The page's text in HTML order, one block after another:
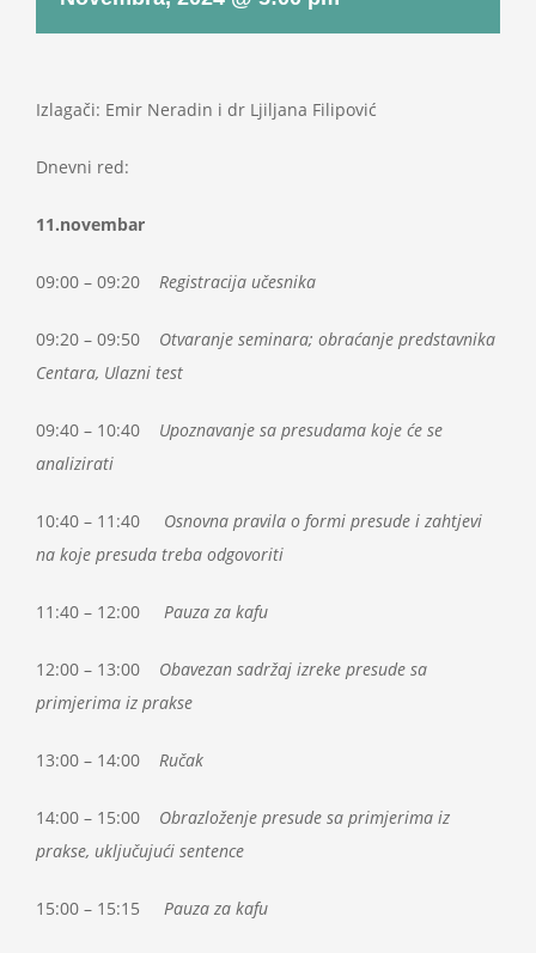
Novosti
for:
Izlagači: Emir Neradin i dr Ljiljana Filipović
Dnevni red:
11.novembar
09:00 – 09:20 Registracija učesnika
09:20 – 09:50 Otvaranje seminara; obraćanje predstavnika
Centara, Ulazni test
09:40 – 10:40 Upoznavanje sa presudama koje će se
analizirati
10:40 – 11:40 Osnovna pravila o formi presude i zahtjevi
na koje presuda treba odgovoriti
11:40 – 12:00 Pauza za kafu
12:00 – 13:00 Obavezan sadržaj izreke presude sa
primjerima iz prakse
13:00 – 14:00 Ručak
14:00 – 15:00 Obrazloženje presude sa primjerima iz
prakse, uključujući sentence
15:00 – 15:15 Pauza za kafu